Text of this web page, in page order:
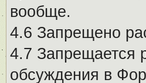
вообще.
4.6 Запрещено
4.7 Запрещается
обсуждения в